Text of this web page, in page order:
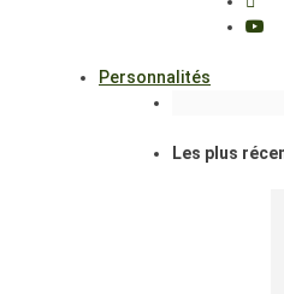
Personnalités
Les plus